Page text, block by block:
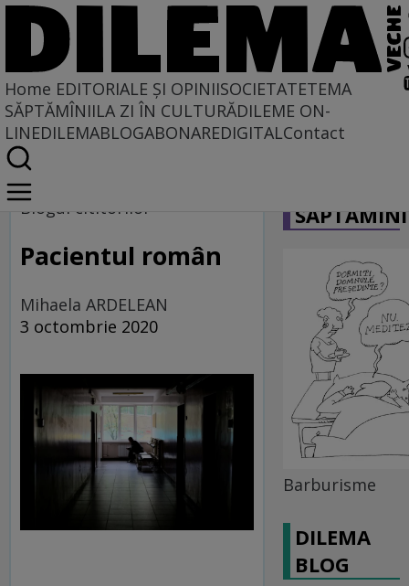
Home EDITORIALE ȘI OPINIISOCIETATETEMA
SĂPTĂMÎNIILA ZI ÎN CULTURĂDILEME ON-
LINEDILEMABLOGABONAREDIGITALContact
Home
Blogul cititorilor
Blogul cititorilor
Pacientul român
Mihaela ARDELEAN
3 octombrie 2020
Barburisme
DILEMA
BLOG